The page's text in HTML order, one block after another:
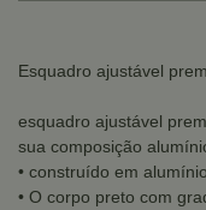
Esquadro ajustável
esquadro ajustável
sua composição
• construído em
• O corpo preto com